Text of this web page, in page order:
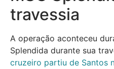
travessia
A operação aconteceu
Splendida durante sua
cruzeiro partiu de Santos